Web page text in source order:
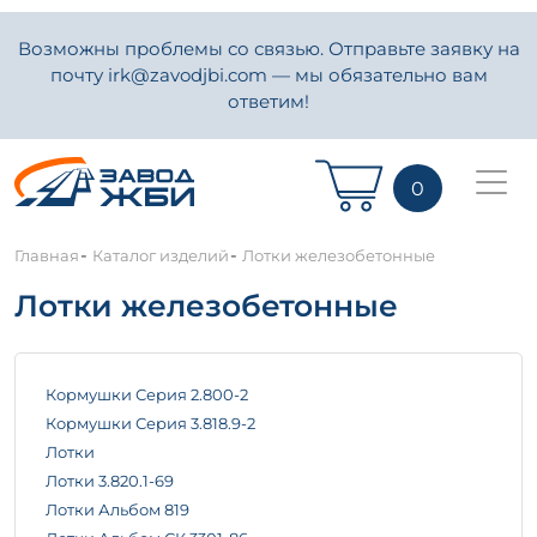
Возможны проблемы со связью. Отправьте заявку на
почту irk@zavodjbi.com — мы обязательно вам
ответим!
0
Главная- Каталог изделий- Лотки железобетонные
Лотки железобетонные
Кормушки Серия 2.800-2
Кормушки Серия 3.818.9-2
Лотки
Лотки 3.820.1-69
Лотки Альбом 819